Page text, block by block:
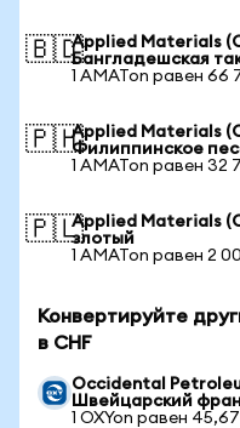
🇧🇩Applied Materials
Бангладешская
1 AMATon равен 66
🇵🇭Applied Materials
Филиппинское
1 AMATon равен 32
🇵🇱Applied Materials
злотый
1 AMATon равен 2
Конвертируйте
в CHF
Occidental
Швейцарский
1 OXYon равен